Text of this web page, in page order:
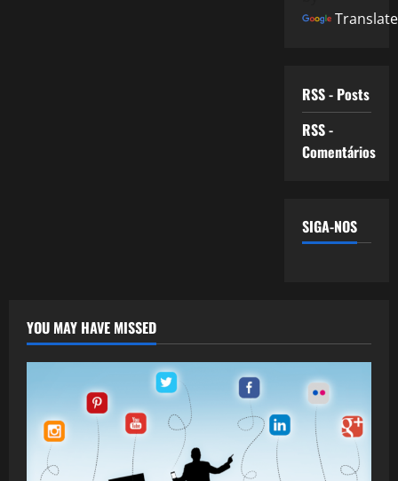
Translate
RSS - Posts
RSS -
Comentários
SIGA-NOS
YOU MAY HAVE MISSED